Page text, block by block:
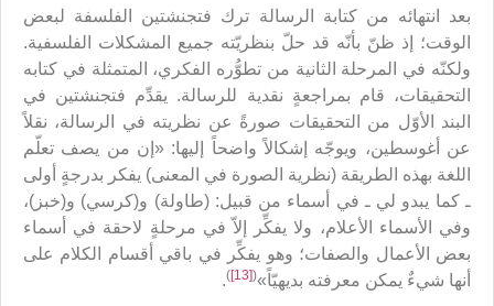
بعد انتهائه من كتابة الرسالة ترك فتجنشتين الفلسفة لبعض
الوقت؛ إذ ظنّ بأنّه قد حلّ بنظريّته جميع المشكلات الفلسفية.
ولكنّه في المرحلة الثانية من تطوُّره الفكري، المتمثلة في كتابه
التحقيقات، قام بمراجعةٍ نقدية للرسالة. يقدِّم فتجنشتين في
البند الأوّل من التحقيقات صورةً عن نظريته في الرسالة، نقلاً
عن أغوسطين، ويوجّه إشكالاً واضحاً إليها: «إن من يصف تعلّم
اللغة بهذه الطريقة (نظرية الصورة في المعنى) يفكر بدرجةٍ أولى
ـ كما يبدو لي ـ في أسماء من قبيل: (طاولة) و(كرسي) و(خبز)،
وفي الأسماء الأعلام، ولا يفكِّر إلاّ في مرحلةٍ لاحقة في أسماء
بعض الأعمال والصفات؛ وهو يفكِّر في باقي أقسام الكلام على
أنها شيءٌ يمكن معرفته بديهيّاً»(
[13]
)
.